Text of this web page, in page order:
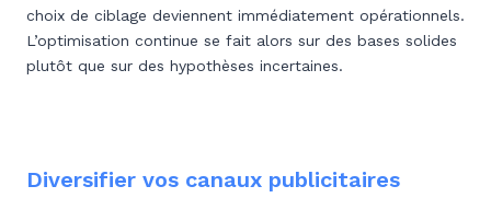
choix de ciblage deviennent immédiatement opérationnels.
L’optimisation continue se fait alors sur des bases solides
plutôt que sur des hypothèses incertaines.
Diversifier vos canaux publicitaires